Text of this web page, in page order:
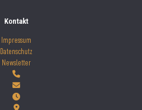
Kontakt
Impressum
Datenschutz
Newsletter